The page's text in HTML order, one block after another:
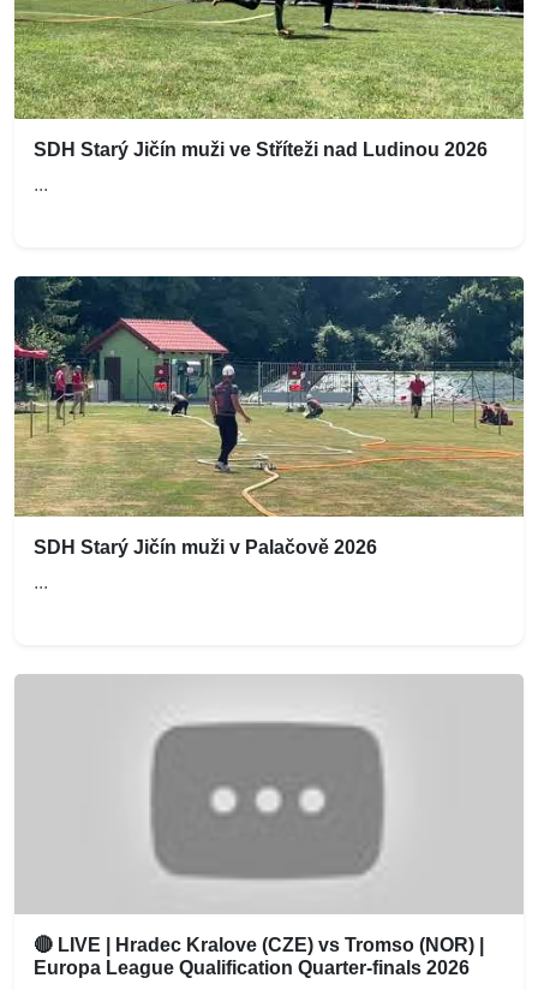
SDH Starý Jičín muži ve Stříteži nad Ludinou 2026
...
SDH Starý Jičín muži v Palačově 2026
...
🔴 LIVE | Hradec Kralove (CZE) vs Tromso (NOR) |
Europa League Qualification Quarter-finals 2026